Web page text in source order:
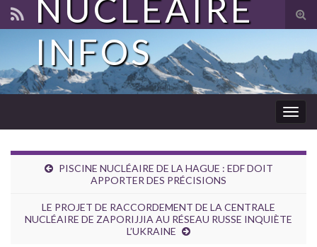
NUCLÉAIRE
INFOS
PISCINE NUCLÉAIRE DE LA HAGUE : EDF DOIT
APPORTER DES PRÉCISIONS
LE PROJET DE RACCORDEMENT DE LA CENTRALE
NUCLÉAIRE DE ZAPORIJJIA AU RÉSEAU RUSSE INQUIÈTE
L’UKRAINE